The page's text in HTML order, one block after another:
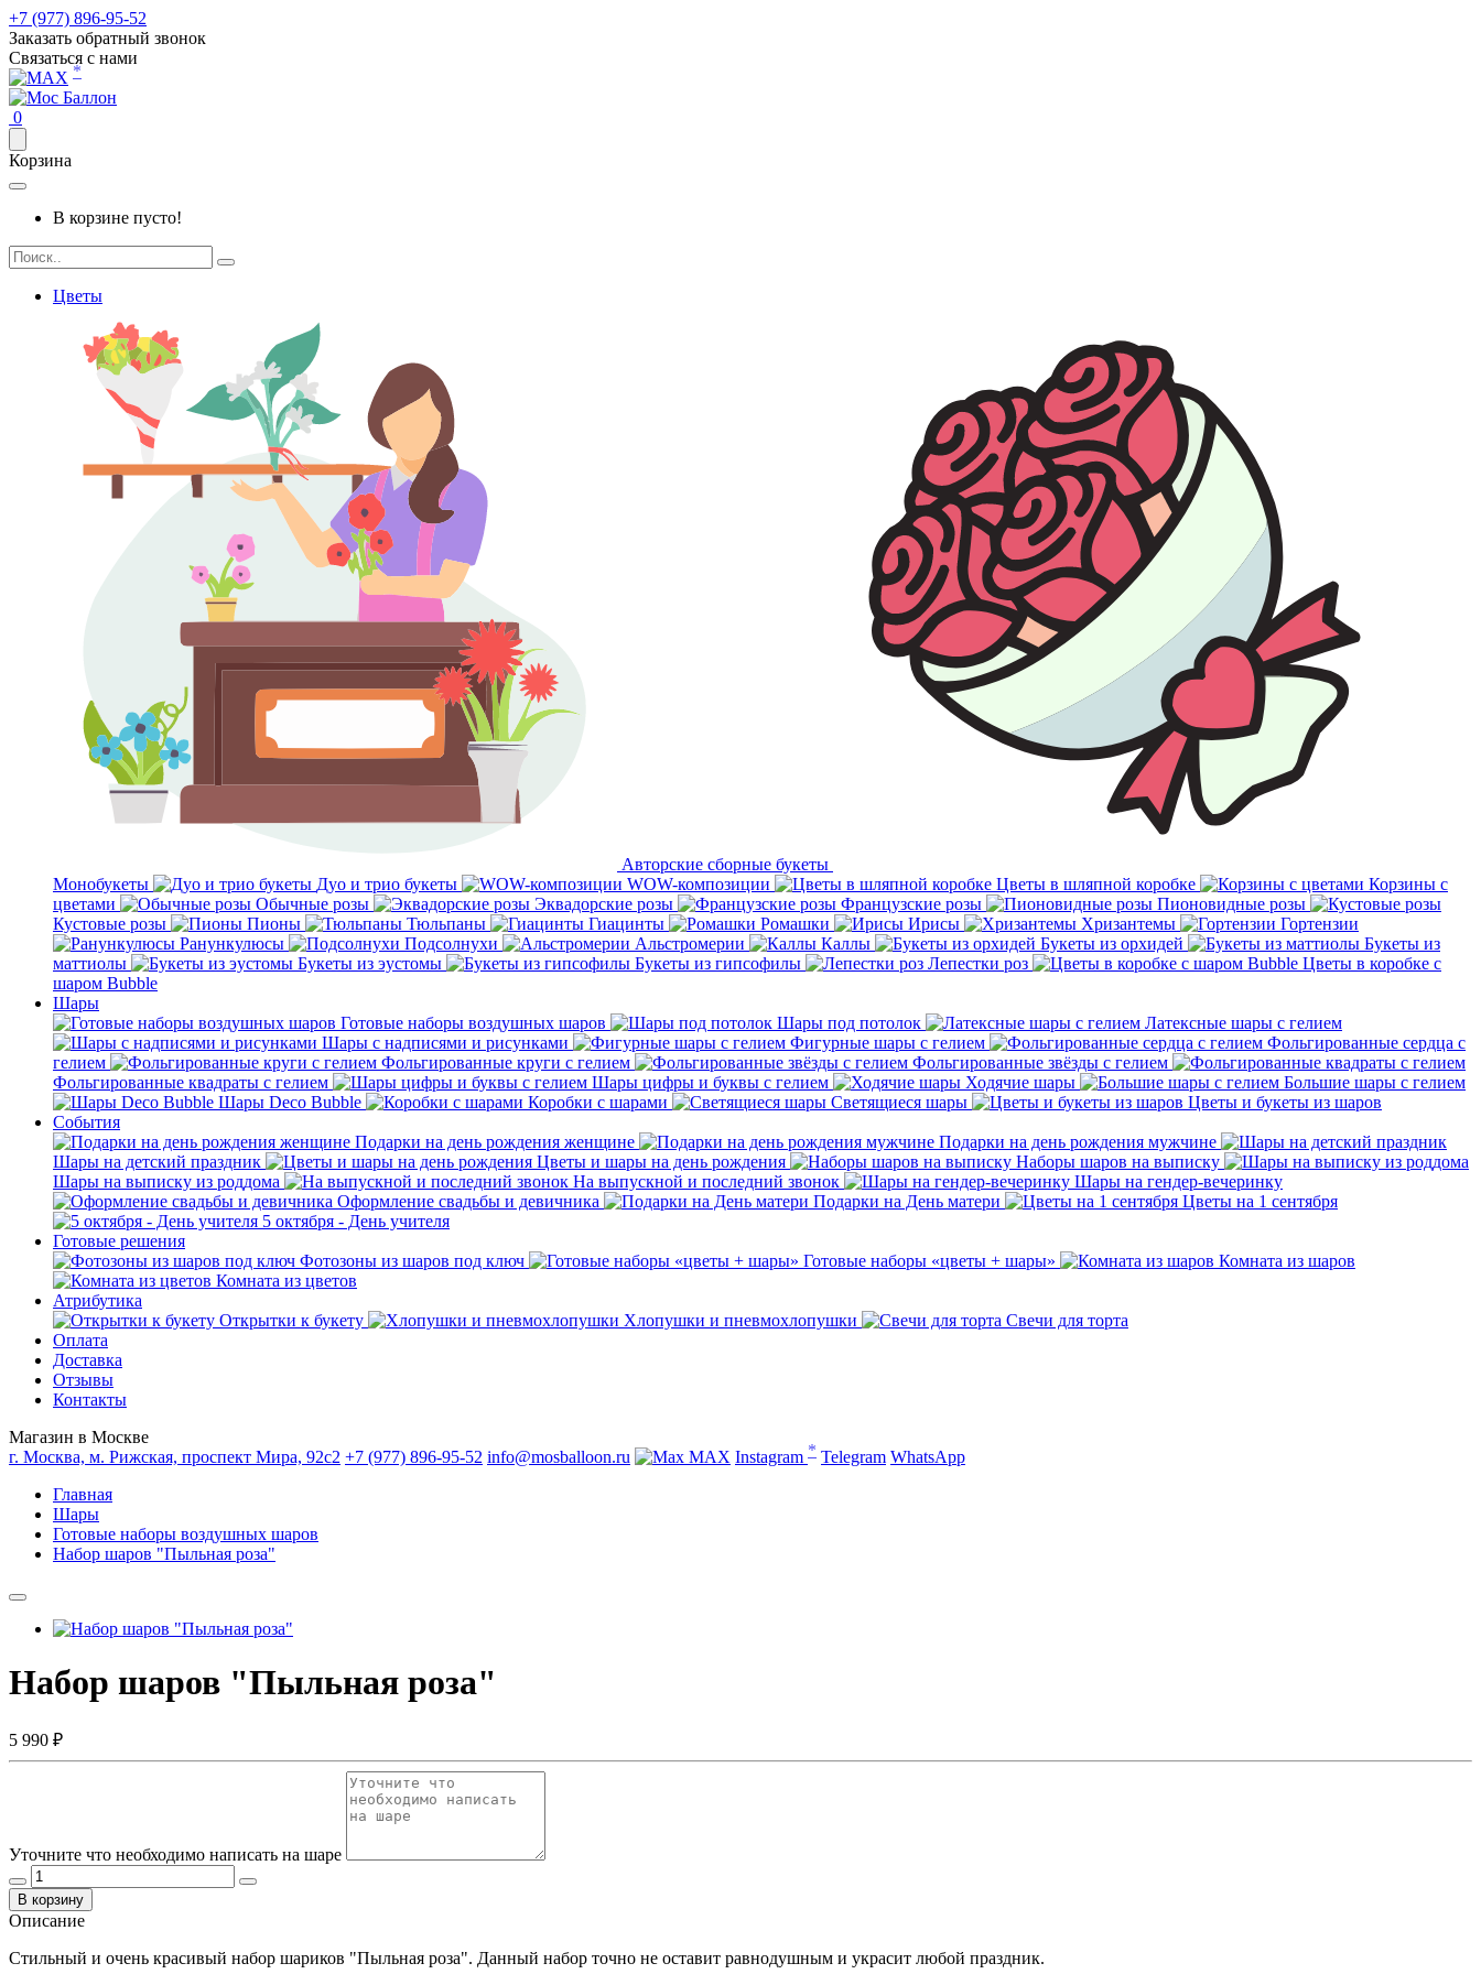
+7 (977) 896-95-52
Заказать обратный звонок
Связаться с нами
*
0
Корзина
В корзине пусто!
Цветы
Авторские сборные букеты
Монобукеты
Дуо и трио букеты WOW-композиции Цветы в шляпной коробке
Корзины с
цветами
Обычные розы Эквадорские розы Французские розы
Пионовидные розы
Кустовые розы
Пионы Тюльпаны Гиацинты Ромашки Ирисы Хризантемы
Гортензии
Ранункулюсы
Подсолнухи Альстромерии Каллы Букеты из орхидей
Букеты из
маттиолы
Букеты из эустомы Букеты из гипсофилы Лепестки роз
Цветы в коробке с
шаром Bubble
Шары
Готовые наборы воздушных шаров
Шары под потолок
Латексные шары с гелием
Шары с надписями и рисунками
Фигурные шары с гелием
Фольгированные сердца с
гелием
Фольгированные круги с гелием
Фольгированные звёзды с гелием
Фольгированные квадраты с гелием
Шары цифры и буквы с гелием Ходячие шары
Большие шары с гелием
Шары Deco Bubble
Коробки с шарами Светящиеся шары
Цветы и букеты из шаров
События
Подарки на день рождения женщине
Подарки на день рождения мужчине
Шары на детский праздник
Цветы и шары на день рождения
Наборы шаров на выписку
Шары на выписку из роддома
На выпускной и последний звонок
Шары на гендер-вечеринку
Оформление свадьбы и девичника
Подарки на День матери
Цветы на 1 сентября
5 октября - День учителя
Готовые решения
Фотозоны из шаров под ключ
Готовые наборы «цветы + шары»
Комната из шаров
Комната из цветов
Атрибутика
Открытки к букету
Хлопушки и пневмохлопушки
Свечи для торта
Оплата
Доставка
Отзывы
Контакты
Магазин в Москве
г. Москва, м. Рижская, проспект Мира, 92с2 +7 (977) 896-95-52 info@mosballoon.ru MAX Instagram * Telegram WhatsApp
Главная
Шары
Готовые наборы воздушных шаров
Набор шаров "Пыльная роза"
Набор шаров "Пыльная роза"
5 990 ₽
Уточните что необходимо написать на шаре
В корзину
Описание
Стильный и очень красивый набор шариков "Пыльная роза". Данный набор точно не оставит равнодушным и украсит любой праздник.